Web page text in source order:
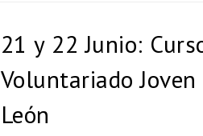
21 y 22 Junio:
Voluntariado Joven
León